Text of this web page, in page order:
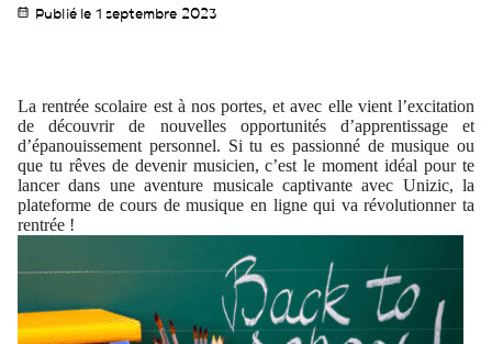
Publié le 1 septembre 2023
La rentrée scolaire est à nos portes, et avec elle vient l’excitation
de découvrir de nouvelles opportunités d’apprentissage et
d’épanouissement personnel. Si tu es passionné de musique ou
que tu rêves de devenir musicien, c’est le moment idéal pour te
lancer dans une aventure musicale captivante avec Unizic, la
plateforme de cours de musique en ligne qui va révolutionner ta
rentrée !